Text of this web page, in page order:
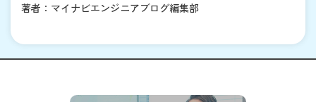
著者：マイナビエンジニアブログ編集部